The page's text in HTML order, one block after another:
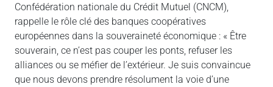
Confédération nationale du Crédit Mutuel (CNCM),
rappelle le rôle clé des banques coopératives
européennes dans la souveraineté économique : « Être
souverain, ce n’est pas couper les ponts, refuser les
alliances ou se méfier de l’extérieur. Je suis convaincue
que nous devons prendre résolument la voie d’une